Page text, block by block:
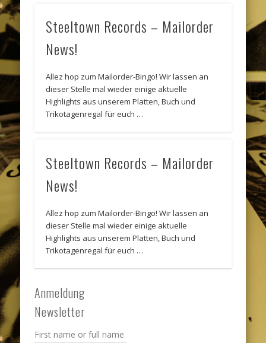
Steeltown Records – Mailorder
News!
Allez hop zum Mailorder-Bingo! Wir lassen an
dieser Stelle mal wieder einige aktuelle
Highlights aus unserem Platten, Buch und
Trikotagenregal für euch …
Steeltown Records – Mailorder
News!
Allez hop zum Mailorder-Bingo! Wir lassen an
dieser Stelle mal wieder einige aktuelle
Highlights aus unserem Platten, Buch und
Trikotagenregal für euch …
Anmeldung
Newsletter
First name or full name